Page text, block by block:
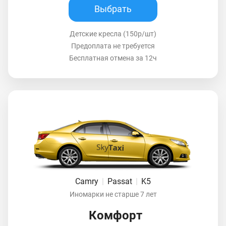
Выбрать
Детские кресла (150р/шт)
Предоплата не требуется
Бесплатная отмена за 12ч
Camry Passat K5
Иномарки не старше 7 лет
Комфорт